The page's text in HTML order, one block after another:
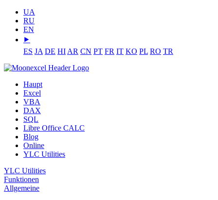
UA
RU
EN
⯈
ES JA DE HI AR CN PT FR IT KO PL RO TR
Haupt
Excel
VBA
DAX
SQL
Libre Office CALC
Blog
Online
YLC Utilities
YLC Utilities
Funktionen
Allgemeine